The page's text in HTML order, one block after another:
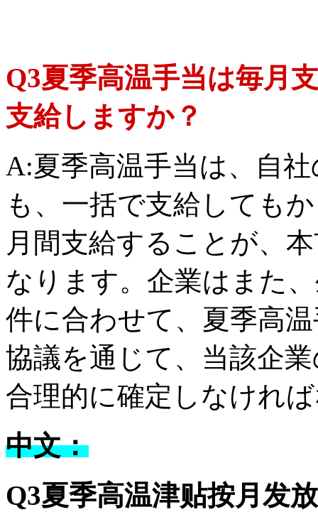
Q3夏季高温手当は毎月
支給しますか？
A:夏季高温手当は、自
も、一括で支給しても
月間支給することが、
なります。企業はまた
件に合わせて、夏季高
協議を通じて、当該企
合理的に確定しなけれ
中文：
Q3夏季高温津贴按月发